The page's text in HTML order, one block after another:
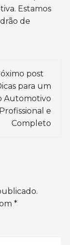
Estamos
de
post
para um
Automotivo
Profissional e
Completo
*